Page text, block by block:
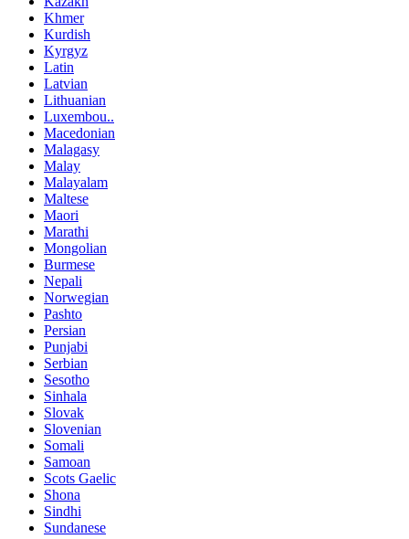
Khmer
Kurdish
Kyrgyz
Latin
Latvian
Lithuanian
Luxembou..
Macedonian
Malagasy
Malay
Malayalam
Maltese
Maori
Marathi
Mongolian
Burmese
Nepali
Norwegian
Pashto
Persian
Punjabi
Serbian
Sesotho
Sinhala
Slovak
Slovenian
Somali
Samoan
Scots Gaelic
Shona
Sindhi
Sundanese